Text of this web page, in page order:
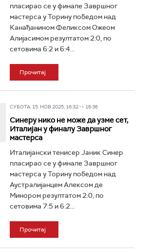
пласирао се у финале Завршног
мастерса у Торину победом над
Канађанином Феликсом Ожеом
Алијасимом резултатом 2:0, по
сетовима 6:2 и 6:4...
Прочитај
СУБОТА, 15. НОВ 2025, 16:32 -> 16:36
Синеру нико не може да узме сет,
Италијан у финалу Завршног
мастерса
Италијански тенисер Јаник Синер
пласирао се у финале Завршног
мастерса у Торину победом над
Аустралијанцем Алексом де
Минором резултатом 2:0, по
сетовима 7:5 и 6:2...
Прочитај